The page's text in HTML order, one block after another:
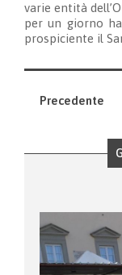
varie entità
per un giorno
prospiciente il
Precedente